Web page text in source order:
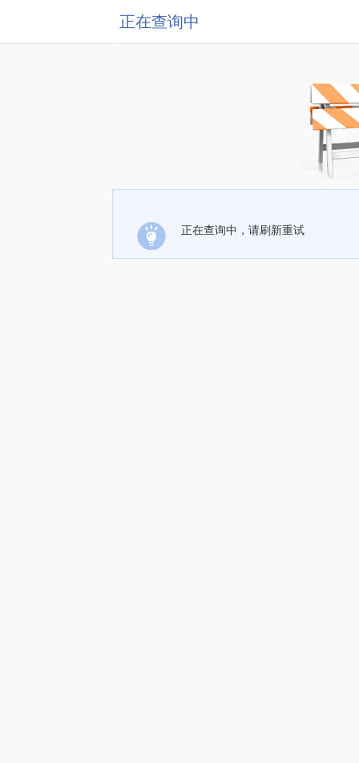
正在查询中
正在查询中，请刷新重试